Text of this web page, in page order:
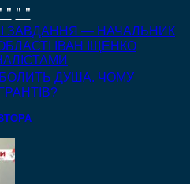
" " "
ЗАВДАННЯ — НАЧАЛЬНИК
ІВАН ІЩЕНКО
ДУША. ЧОМУ